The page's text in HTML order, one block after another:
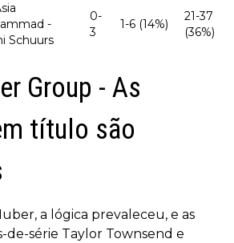
-
Schuurs
0-
3
1-6 (14%)
21-37
(36%)
Group - As
título são
a lógica prevaleceu, e as
de-série Taylor Townsend e